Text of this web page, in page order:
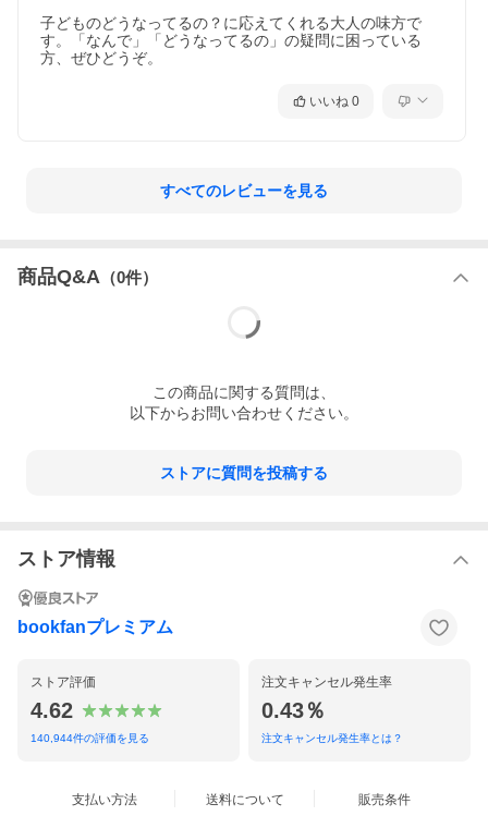
子どものどうなってるの？に応えてくれる大人の味方で
す。「なんで」「どうなってるの」の疑問に困っている
方、ぜひどうぞ。
いいね 0
すべてのレビューを見る
商品Q&A （0件）
この商品に関する質問は、
以下からお問い合わせください。
ストアに質問を投稿する
ストア情報
bookfanプレミアム
ストア評価
4.62
140,944件の評価を見る
注文キャンセル発生率
0.43％
注文キャンセル発生率とは？
支払い方法 送料について 販売条件